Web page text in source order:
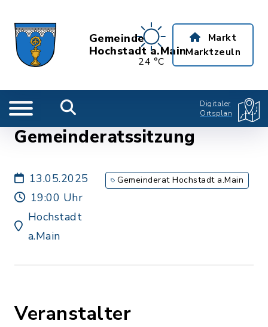
Gemeinde
Hochstadt a.Main
24 °C
Markt
Marktzeuln
Digitaler
Ortsplan
Gemeinderatssitzung
13.05.2025
19:00 Uhr
Hochstadt
a.Main
Gemeinderat Hochstadt a.Main
Veranstalter